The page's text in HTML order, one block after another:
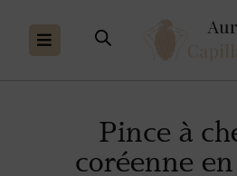
Pince à
coréenne